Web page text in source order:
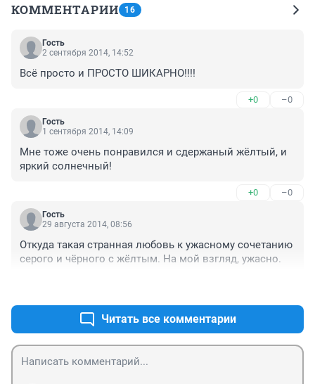
КОММЕНТАРИИ 16
Гость
2 сентября 2014, 14:52
Всё просто и ПРОСТО ШИКАРНО!!!!
+0 –0
Гость
1 сентября 2014, 14:09
Мне тоже очень понравился и сдержаный жёлтый, и
яркий солнечный!
+0 –0
Гость
29 августа 2014, 08:56
Откуда такая странная любовь к ужасному сочетанию
серого и чёрного с жёлтым. На мой взгляд, ужасно.
Читать все комментарии